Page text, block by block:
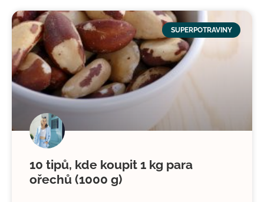
SUPERPOTRAVINY
10 tipů, kde koupit 1 kg para
ořechů (1000 g)